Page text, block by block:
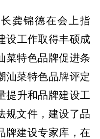
龚锦德在会上指
设工作取得丰硕成
菜特色品牌促进条
汕菜特色品牌评定
提升和品牌建设工
规文件，建设了品
牌建设专家库，在